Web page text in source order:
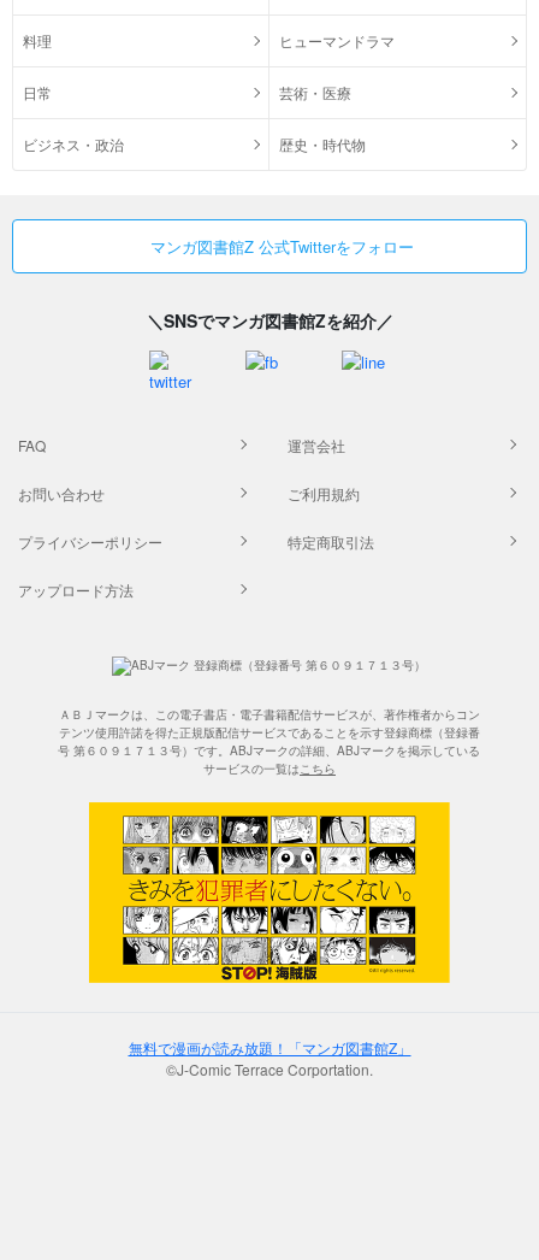
料理 ヒューマンドラマ
日常 芸術・医療
ビジネス・政治 歴史・時代物
マンガ図書館Z 公式Twitterをフォロー
＼SNSでマンガ図書館Zを紹介／
FAQ 運営会社
お問い合わせ ご利用規約
プライバシーポリシー 特定商取引法
アップロード方法
ＡＢＪマークは、この電子書店・電子書籍配信サービスが、著作権者からコン
テンツ使用許諾を得た正規版配信サービスであることを示す登録商標（登録番
号 第６０９１７１３号）です。ABJマークの詳細、ABJマークを掲示している
サービスの一覧はこちら
無料で漫画が読み放題！「マンガ図書館Z」
©J-Comic Terrace Corportation.